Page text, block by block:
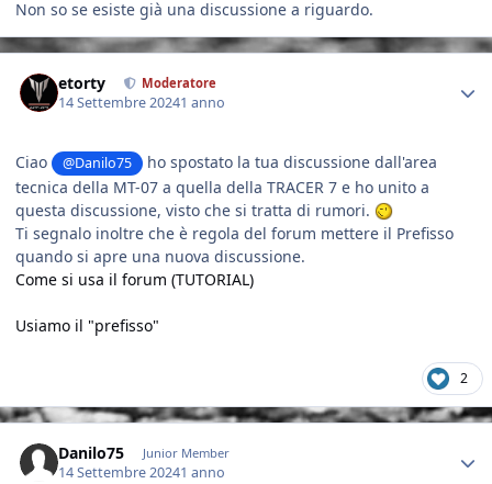
Non so se esiste già una discussione a riguardo.
etorty Moderatore
14 Settembre 20241 anno
Ciao @Danilo75
ho spostato la tua discussione dall'area
tecnica della MT-07 a quella della TRACER 7 e ho unito a
questa discussione, visto che si tratta di rumori.
Ti segnalo inoltre che è regola del forum mettere il Prefisso
quando si apre una nuova discussione.
Come si usa il forum (TUTORIAL)
Usiamo il "prefisso"
2
Danilo75 Junior Member
14 Settembre 20241 anno